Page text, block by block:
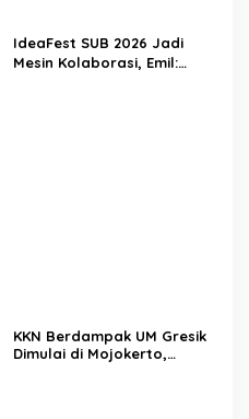
IdeaFest SUB 2026 Jadi
Mesin Kolaborasi, Emil:
KKN Berdampak UM Gresik
Dimulai di Mojokerto,